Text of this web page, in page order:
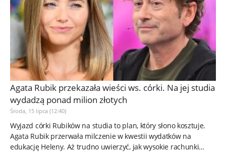
Agata Rubik przekazała wieści ws. córki. Na jej studia
wydadzą ponad milion złotych
Środa, 15 lipca (12:40)
Wyjazd córki Rubików na studia to plan, który słono kosztuje.
Agata Rubik przerwała milczenie w kwestii wydatków na
edukację Heleny. Aż trudno uwierzyć, jak wysokie rachunki